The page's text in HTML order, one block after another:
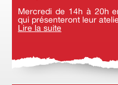
Mercredi de 14h à 20h
qui présenteront leur
Lire la suite